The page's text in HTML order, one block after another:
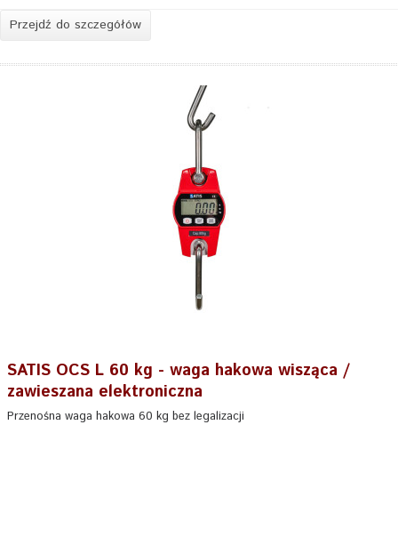
Przejdź do szczegółów
SATIS OCS L 60 kg - waga hakowa wisząca /
zawieszana elektroniczna
Przenośna waga hakowa 60 kg bez legalizacji